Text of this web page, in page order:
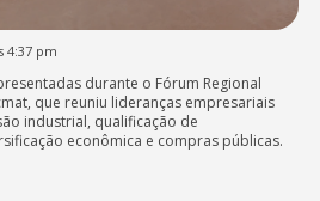
4:37 pm
durante o Fórum Regional
que reuniu lideranças empresariais
industrial, qualificação de
econômica e compras públicas.